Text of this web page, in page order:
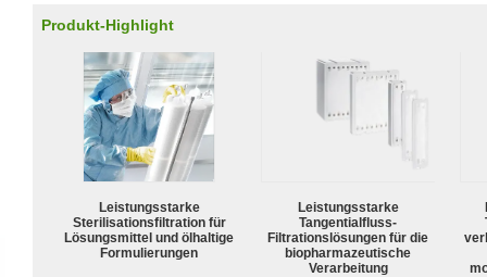
Produkt-Highlight
Leistungsstarke
Sterilisationsfiltration für
Lösungsmittel und ölhaltige
Formulierungen
Leistungsstarke
Tangentialfluss-
Filtrationslösungen für die
biopharmazeutische
Verarbeitung